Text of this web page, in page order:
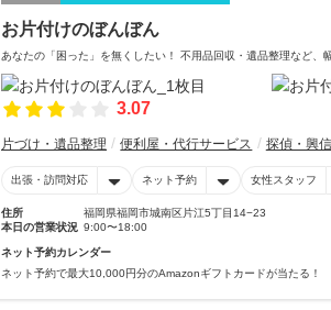
お片付けのぼんぼん
あなたの「困った」を無くしたい！ 不用品回収・遺品整理など、
3.07
片づけ・遺品整理 便利屋・代行サービス 探偵・興
出張・訪問対応 ネット予約 女性スタッフ
住所
福岡県福岡市城南区片江5丁目14−23
本日の営業状況 9:00〜18:00
ネット予約カレンダー
ネット予約で最大10,000円分のAmazonギフトカードが当たる！